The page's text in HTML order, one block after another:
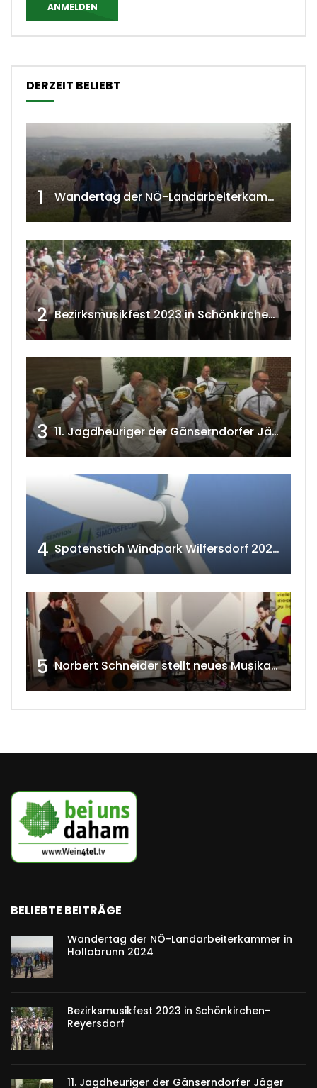
ANMELDEN
DERZEIT BELIEBT
1 Wandertag der NÖ-Landarbeiterkammer in Hollabrunn 2024
2 Bezirksmusikfest 2023 in Schönkirchen-Reyersdorf
3 11. Jagdheuriger der Gänserndorfer Jäger 2020 w4tv166
4 Spatenstich Windpark Wilfersdorf 2023 w4tv177
5 Norbert Schneider stellt neues Musikalbum vor 2020 w4tv168
BELIEBTE BEITRÄGE
Wandertag der NÖ-Landarbeiterkammer in
Hollabrunn 2024
Bezirksmusikfest 2023 in Schönkirchen-
Reyersdorf
11. Jagdheuriger der Gänserndorfer Jäger